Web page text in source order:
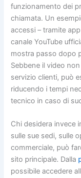
funzionamento dei
chiamata. Un
accessi – tramite
canale YouTube
mostra passo dopo
Sebbene il video
servizio clienti, può
riducendo i tempi
tecnico in caso di
Chi desidera invece
sulle sue sedi, sulle
commerciale, può
sito principale. Dalla
possibile accedere